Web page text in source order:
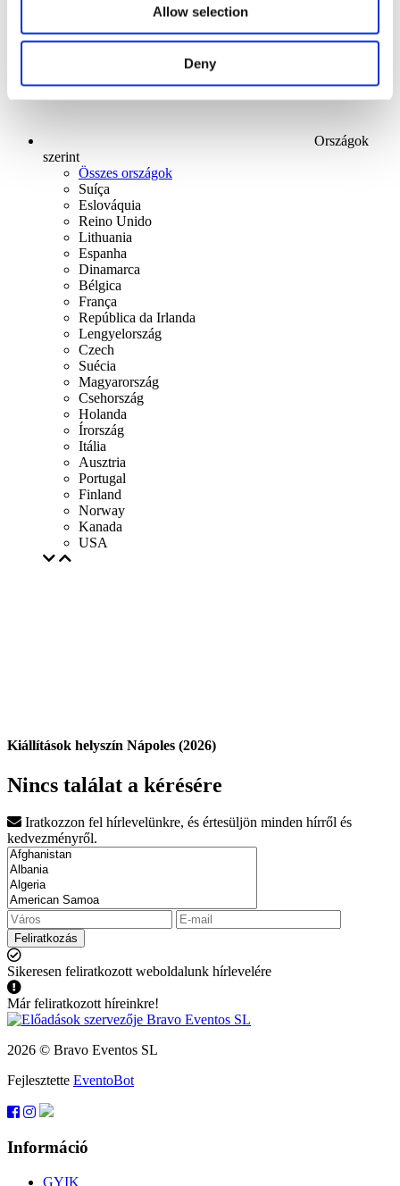
Allow selection
Deny
Országok
szerint
Összes országok
Suíça
Eslováquia
Reino Unido
Lithuania
Espanha
Dinamarca
Bélgica
França
República da Irlanda
Lengyelország
Czech
Suécia
Magyarország
Csehország
Holanda
Írország
Itália
Ausztria
Portugal
Finland
Norway
Kanada
USA
Kiállítások helyszín Nápoles (2026)
Nincs találat a kérésére
Iratkozzon fel hírlevelünkre, és értesüljön minden hírről és
kedvezményről.
Feliratkozás
Sikeresen feliratkozott weboldalunk hírlevelére
Már feliratkozott híreinkre!
2026 © Bravo Eventos SL
Fejlesztette EventoBot
Információ
GYIK